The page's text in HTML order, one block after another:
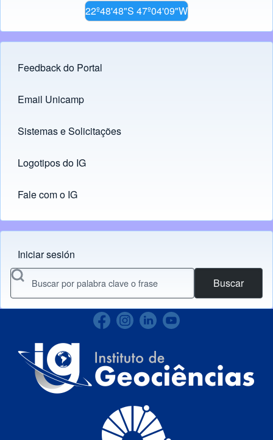
22º48'48"S 47º04'09"W
Footer menu
Feedback do Portal
Links
Email Unicamp
(opens in new tab)
Sistemas e Solicitações
(opens in new tab)
Logotipos do IG
(opens in new tab)
Fale com o IG
Menu do usuário
Iniciar sesión
Buscar